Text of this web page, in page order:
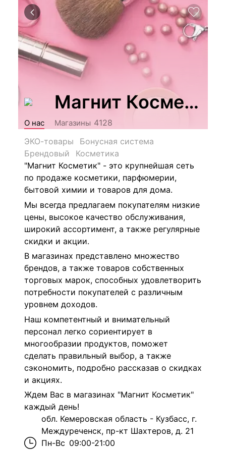
Магнит Косметик
О нас Магазины 4128
ЭКО-товары
Бонусная система
Брендовый
Косметика
"Магнит Косметик" - это крупнейшая сеть
по продаже косметики, парфюмерии,
бытовой химии и товаров для дома.
Мы всегда предлагаем покупателям низкие
цены, высокое качество обслуживания,
широкий ассортимент, а также регулярные
скидки и акции.
В магазинах представлено множество
брендов, а также товаров собственных
торговых марок, способных удовлетворить
потребности покупателей с различным
уровнем доходов.
Наш компетентный и внимательный
персонал легко сориентирует в
многообразии продуктов, поможет
сделать правильный выбор, а также
сэкономить, подробно рассказав о скидках
и акциях.
Ждем Вас в магазинах "Магнит Косметик"
каждый день!
обл. Кемеровская область - Кузбасс, г.
Междуреченск, пр-кт Шахтеров, д. 21
Пн-Вс 09:00-21:00